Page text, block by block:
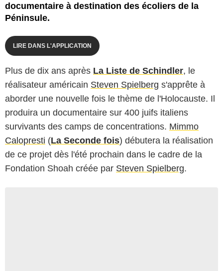
documentaire à destination des écoliers de la
Péninsule.
LIRE DANS L'APPLICATION
Plus de dix ans après La Liste de Schindler, le
réalisateur américain Steven Spielberg s'apprête à
aborder une nouvelle fois le thème de l'Holocauste. Il
produira un documentaire sur 400 juifs italiens
survivants des camps de concentrations. Mimmo
Calopresti (La Seconde fois) débutera la réalisation
de ce projet dès l'été prochain dans le cadre de la
Fondation Shoah créée par Steven Spielberg.